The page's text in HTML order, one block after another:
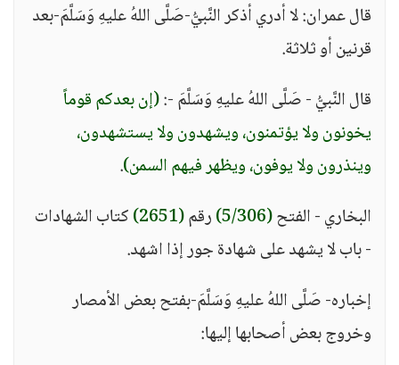
قال عمران: لا أدري أذكر النَّبيُّ-صَلَّى اللهُ عليهِ وَسَلَّمَ-بعد
قرنين أو ثلاثة.
قال النَّبيُّ - صَلَّى اللهُ عليهِ وَسَلَّمَ -:(إن بعدكم قوماً
يخونون ولا يؤتمنون، ويشهدون ولا يستشهدون،
وينذرون ولا يوفون، ويظهر فيهم السمن).
البخاري - الفتح(5/306) رقم(2651)
كتاب الشهادات
- باب لا يشهد على شهادة جور إذا اشهد.
إخباره- صَلَّى اللهُ عليهِ وَسَلَّمَ-بفتح بعض الأمصار
وخروج بعض أصحابها إليها: